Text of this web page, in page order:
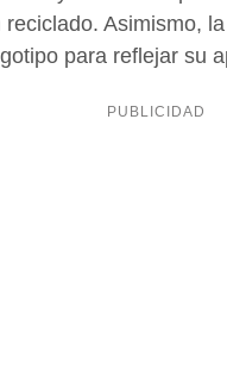
Asimismo,
para reflejar su